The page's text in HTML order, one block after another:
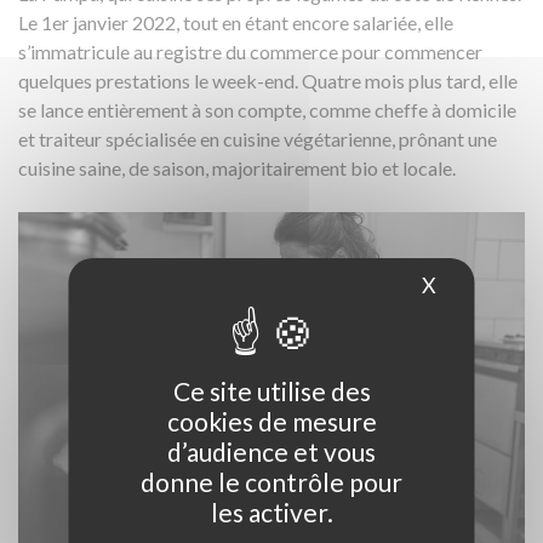
Le 1er janvier 2022, tout en étant encore salariée, elle
s’immatricule au registre du commerce pour commencer
quelques prestations le week-end. Quatre mois plus tard, elle
se lance entièrement à son compte, comme cheffe à domicile
et traiteur spécialisée en cuisine végétarienne, prônant une
cuisine saine, de saison, majoritairement bio et locale.
Ce site utilise des
cookies de mesure
d’audience et vous
donne le contrôle pour
les activer.
X Masquer